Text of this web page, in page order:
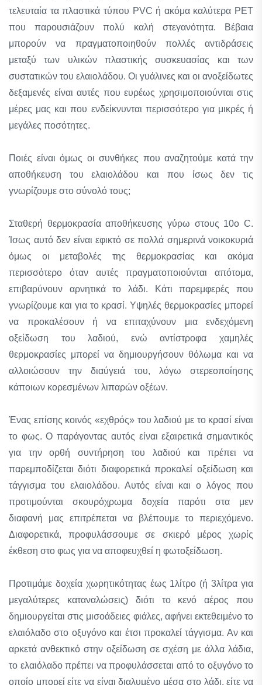
τελευταία τα πλαστικά τύπου PVC ή ακόμα καλύτερα PET
που παρουσιάζουν πολύ καλή στεγανότητα. Βέβαια
μπορούν να πραγματοποιηθούν πολλές αντιδράσεις
μεταξύ των υλικών πλαστικής συσκευασίας και των
συστατικών του ελαιολάδου. Οι γυάλινες και οι ανοξείδωτες
δεξαμενές είναι αυτές που ευρέως χρησιμοποιούνται στις
μέρες μας και που ενδείκνυνται περισσότερο για μικρές ή
μεγάλες ποσότητες.
Ποιές είναι όμως οι συνθήκες που αναζητούμε κατά την
αποθήκευση του ελαιολάδου και που ίσως δεν τις
γνωρίζουμε στο σύνολό τους;
Σταθερή θερμοκρασία αποθήκευσης γύρω στους 10ο C.
Ίσως αυτό δεν είναι εφικτό σε πολλά σημερινά νοικοκυριά
όμως οι μεταβολές της θερμοκρασίας και ακόμα
περισσότερο όταν αυτές πραγματοποιούνται απότομα,
επιβαρύνουν αρνητικά το λάδι. Κάτι παρεμφερές που
γνωρίζουμε και για το κρασί. Υψηλές θερμοκρασίες μπορεί
να προκαλέσουν ή να επιταχύνουν μια ενδεχόμενη
οξείδωση του λαδιού, ενώ αντίστροφα χαμηλές
θερμοκρασίες μπορεί να δημιουργήσουν θόλωμα και να
αλλοιώσουν την διαύγειά του, λόγω στερεοποίησης
κάποιων κορεσμένων λιπαρών οξέων.
Ένας επίσης κοινός «εχθρός» του λαδιού με το κρασί είναι
το φως. Ο παράγοντας αυτός είναι εξαιρετικά σημαντικός
για την ορθή συντήρηση του λαδιού και πρέπει να
παρεμποδίζεται διότι διαφορετικά προκαλεί οξείδωση και
τάγγισμα του ελαιολάδου. Αυτός είναι και ο λόγος που
προτιμούνται σκουρόχρωμα δοχεία παρότι στα μεν
διαφανή μας επιτρέπεται να βλέπουμε το περιεχόμενο.
Διαφορετικά, προφυλάσσουμε σε σκιερό μέρος χωρίς
έκθεση στο φως για να αποφευχθεί η φωτοξείδωση.
Προτιμάμε δοχεία χωρητικότητας έως 1λίτρο (ή 3λίτρα για
μεγαλύτερες καταναλώσεις) διότι το κενό αέρος που
δημιουργείται στις μισοάδειες φιάλες, αφήνει εκτεθειμένο το
ελαιόλαδο στο οξυγόνο και έτσι προκαλεί τάγγισμα. Αν και
αρκετά ανθεκτικό στην οξείδωση σε σχέση με άλλα λάδια,
το ελαιόλαδο πρέπει να προφυλάσσεται από το οξυγόνο το
οποίο μπορεί είτε να είναι διαλυμένο μέσα στο λάδι, είτε να